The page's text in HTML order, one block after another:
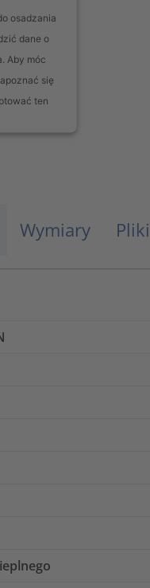
osadzania
dane o
Aby móc
się
ten
ConsentWymiary